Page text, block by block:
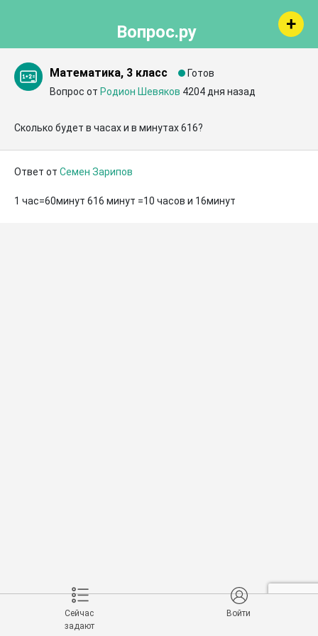
Вопрос.ру
Математика, 3 класс
Готов
Вопрос от Родион Шевяков 4204 дня назад
Сколько будет в часах и в минутах 616?
Ответ от Семен Зарипов
1 час=60минут 616 минут =10 часов и 16минут
Сейчас
задают
Войти